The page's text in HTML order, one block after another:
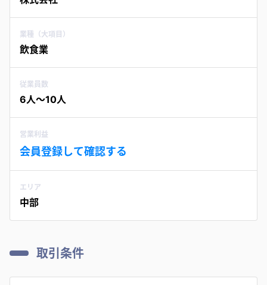
業種（大項目）
飲食業
従業員数
6人〜10人
営業利益
会員登録して確認する
エリア
中部
取引条件